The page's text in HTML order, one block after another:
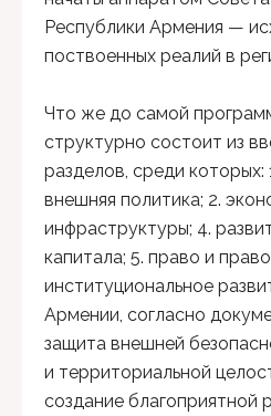
Республики Армения —
поствоенных реалий в
Что же до самой
структурно состоит из
разделов, среди которых:
внешняя политика; 2.
инфраструктуры; 4.
капитала; 5. право и
институциональное
Армении, согласно
защита внешней
и территориальной
создание благоприятной